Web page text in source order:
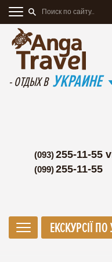
- ОТДЫХ В УКРАИНЕ
(093)255-11-55
(099)255-11-55
ЕКСКУРСІЇ ПО